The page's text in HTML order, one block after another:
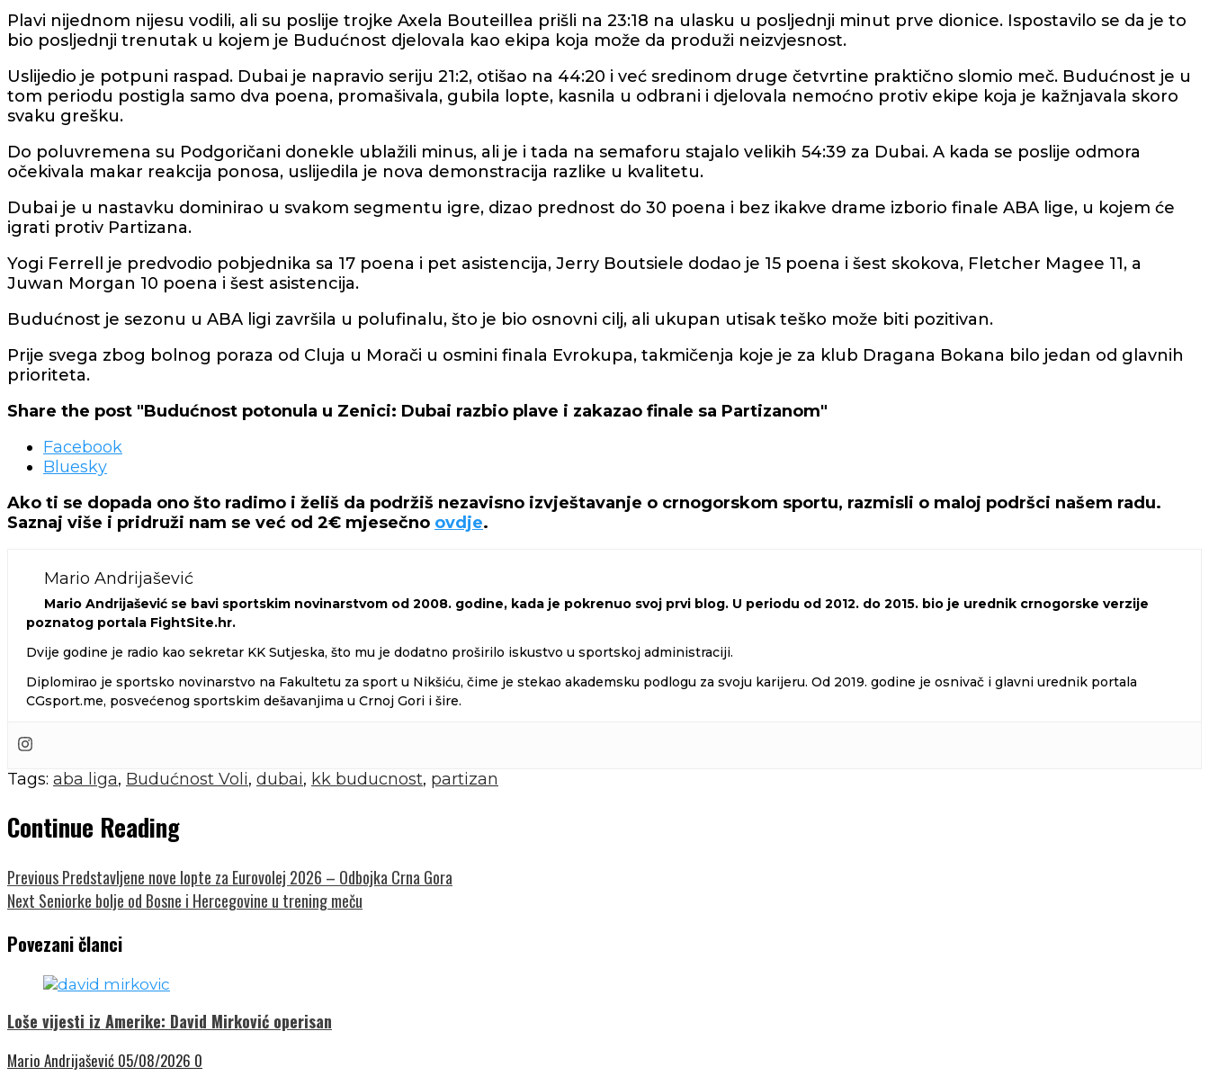
Plavi nijednom nijesu vodili, ali su poslije trojke Axela Bouteillea prišli na 23:18 na ulasku u posljednji minut prve dionice. Ispostavilo se da je to
bio posljednji trenutak u kojem je Budućnost djelovala kao ekipa koja može da produži neizvjesnost.
Uslijedio je potpuni raspad. Dubai je napravio seriju 21:2, otišao na 44:20 i već sredinom druge četvrtine praktično slomio meč. Budućnost je u
tom periodu postigla samo dva poena, promašivala, gubila lopte, kasnila u odbrani i djelovala nemoćno protiv ekipe koja je kažnjavala skoro
svaku grešku.
Do poluvremena su Podgoričani donekle ublažili minus, ali je i tada na semaforu stajalo velikih 54:39 za Dubai. A kada se poslije odmora
očekivala makar reakcija ponosa, uslijedila je nova demonstracija razlike u kvalitetu.
Dubai je u nastavku dominirao u svakom segmentu igre, dizao prednost do 30 poena i bez ikakve drame izborio finale ABA lige, u kojem će
igrati protiv Partizana.
Yogi Ferrell je predvodio pobjednika sa 17 poena i pet asistencija, Jerry Boutsiele dodao je 15 poena i šest skokova, Fletcher Magee 11, a
Juwan Morgan 10 poena i šest asistencija.
Budućnost je sezonu u ABA ligi završila u polufinalu, što je bio osnovni cilj, ali ukupan utisak teško može biti pozitivan.
Prije svega zbog bolnog poraza od Cluja u Morači u osmini finala Evrokupa, takmičenja koje je za klub Dragana Bokana bilo jedan od glavnih
prioriteta.
Share the post "Budućnost potonula u Zenici: Dubai razbio plave i zakazao finale sa Partizanom"
Facebook
Bluesky
Ako ti se dopada ono što radimo i želiš da podržiš nezavisno izvještavanje o crnogorskom sportu, razmisli o maloj podršci našem radu.
Saznaj više i pridruži nam se već od 2€ mjesečno ovdje.
Mario Andrijašević
Mario Andrijašević se bavi sportskim novinarstvom od 2008. godine, kada je pokrenuo svoj prvi blog. U periodu od 2012. do 2015. bio je urednik crnogorske verzije
poznatog portala FightSite.hr.
Dvije godine je radio kao sekretar KK Sutjeska, što mu je dodatno proširilo iskustvo u sportskoj administraciji.
Diplomirao je sportsko novinarstvo na Fakultetu za sport u Nikšiću, čime je stekao akademsku podlogu za svoju karijeru. Od 2019. godine je osnivač i glavni urednik portala
CGsport.me, posvećenog sportskim dešavanjima u Crnoj Gori i šire.
Tags: aba liga, Budućnost Voli, dubai, kk buducnost, partizan
Continue Reading
PreviousPredstavljene nove lopte za Eurovolej 2026 – Odbojka Crna Gora
Next Seniorke bolje od Bosne i Hercegovine u trening meču
Povezani članci
Loše vijesti iz Amerike: David Mirković operisan
Mario Andrijašević 05/08/2026 0